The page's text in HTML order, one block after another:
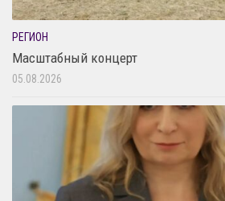
РЕГИОН
Масштабный концерт
05.08.2026